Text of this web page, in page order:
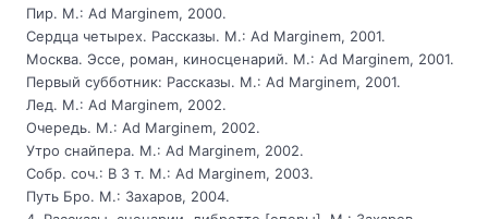
Пир. M.: Ad Marginem, 2000.
Сердца четырех. Рассказы. M.: Ad Marginem, 2001.
Москва. Эссе, роман, киносценарий. M.: Ad Marginem, 2001.
Первый субботник: Рассказы. M.: Ad Marginem, 2001.
Лед. M.: Ad Marginem, 2002.
Очередь. M.: Ad Marginem, 2002.
Утро снайпера. M.: Ad Marginem, 2002.
Собр. соч.: В 3 т. M.: Ad Marginem, 2003.
Путь Бро. М.: Захаров, 2004.